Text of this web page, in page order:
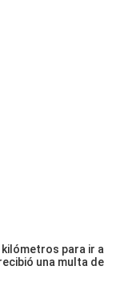
para ir a
una multa de